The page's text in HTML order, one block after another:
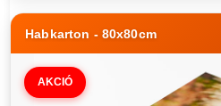
Habkarton - 80x80cm
AKCIÓ